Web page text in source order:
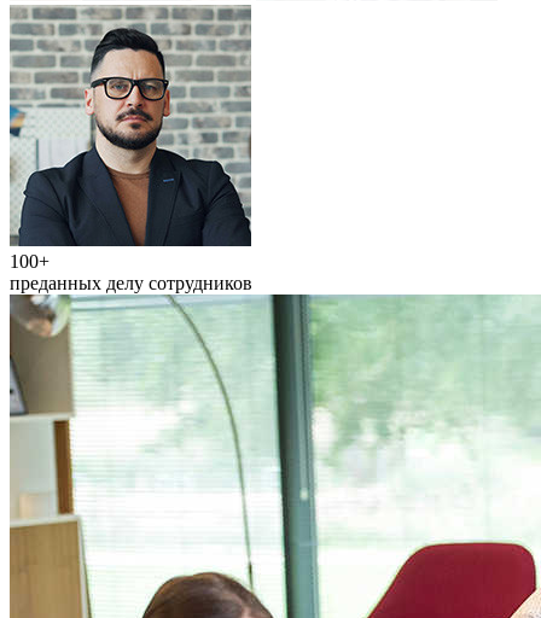
100+
преданных делу сотрудников